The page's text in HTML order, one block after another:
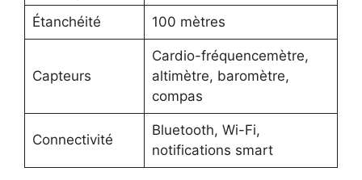
Étanchéité 100 mètres
Capteurs
Cardio-fréquencemètre,
altimètre, baromètre,
compas
Connectivité
Bluetooth, Wi-Fi,
notifications smart